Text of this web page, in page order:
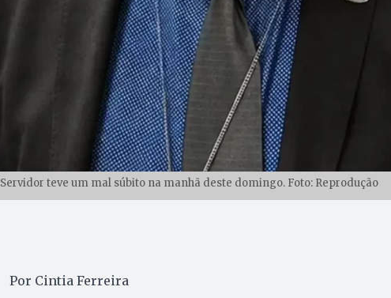
Servidor teve um mal súbito na manhã deste domingo. Foto: Reprodução
Por Cintia Ferreira